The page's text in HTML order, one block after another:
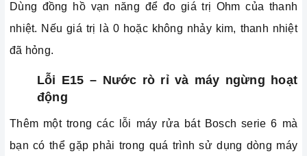
Dùng đồng hồ vạn năng để đo giá trị Ohm của thanh
nhiệt. Nếu giá trị là 0 hoặc không nhảy kim, thanh nhiệt
đã hỏng.
Lỗi E15 – Nước rò rỉ và máy ngừng hoạt
động
Thêm một trong các lỗi máy rửa bát Bosch serie 6 mà
bạn có thể gặp phải trong quá trình sử dụng dòng máy